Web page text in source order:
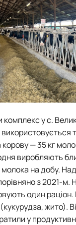
у с.
— 35 кг
виробляють
на добу.
з 2021-м.
один
жито).
у